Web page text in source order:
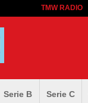
TMW RADIO
Serie B Serie C